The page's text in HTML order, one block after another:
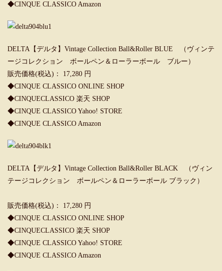
◆CINQUE CLASSICO Amazon
DELTA【デルタ】Vintage Collection Ball&Roller BLUE （ヴィンテ
ージコレクション ボールペン＆ローラーボール ブルー）
販売価格(税込)： 17,280 円
◆CINQUE CLASSICO ONLINE SHOP
◆CINQUECLASSICO 楽天 SHOP
◆CINQUE CLASSICO Yahoo! STORE
◆CINQUE CLASSICO Amazon
DELTA【デルタ】Vintage Collection Ball&Roller BLACK （ヴィン
テージコレクション ボールペン＆ローラーボール ブラック）
販売価格(税込)： 17,280 円
◆CINQUE CLASSICO ONLINE SHOP
◆CINQUECLASSICO 楽天 SHOP
◆CINQUE CLASSICO Yahoo! STORE
◆CINQUE CLASSICO Amazon